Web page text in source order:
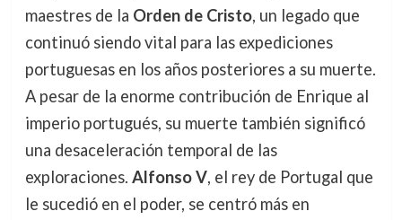
maestres de la Orden de Cristo, un legado que
continuó siendo vital para las expediciones
portuguesas en los años posteriores a su muerte.
A pesar de la enorme contribución de Enrique al
imperio portugués, su muerte también significó
una desaceleración temporal de las
exploraciones. Alfonso V, el rey de Portugal que
le sucedió en el poder, se centró más en